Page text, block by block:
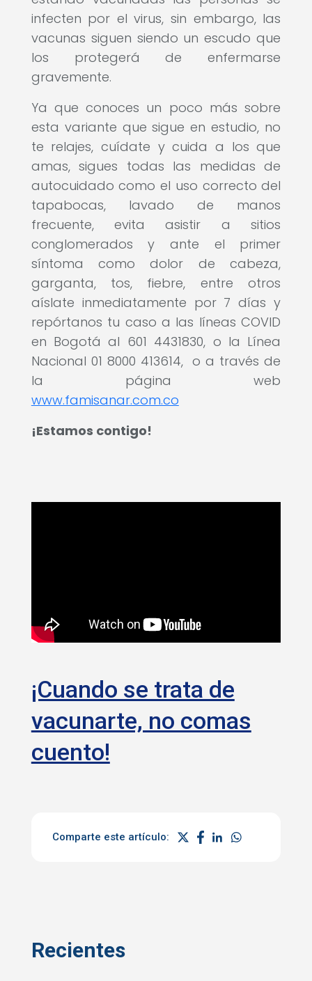
infecten por el virus, sin embargo, las
vacunas siguen siendo un escudo que
los protegerá de enfermarse
gravemente.
Ya que conoces un poco más sobre
esta variante que sigue en estudio, no
te relajes, cuídate y cuida a los que
amas, sigues todas las medidas de
autocuidado como el uso correcto del
tapabocas, lavado de manos
frecuente, evita asistir a sitios
conglomerados y ante el primer
síntoma como dolor de cabeza,
garganta, tos, fiebre, entre otros
aíslate inmediatamente por 7 días y
repórtanos tu caso a las líneas COVID
en Bogotá al 601 4431830, o la Línea
Nacional 01 8000 413614, o a través de
la página web
www.famisanar.com.co
¡Estamos contigo!
¡Cuando se trata de
vacunarte, no comas
cuento!
Comparte este artículo:
Recientes